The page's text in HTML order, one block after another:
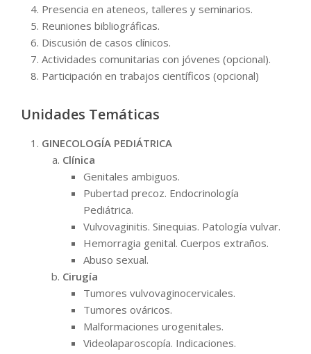
Presencia en ateneos, talleres y seminarios.
Reuniones bibliográficas.
Discusión de casos clínicos.
Actividades comunitarias con jóvenes (opcional).
Participación en trabajos científicos (opcional)
Unidades Temáticas
GINECOLOGÍA PEDIÁTRICA
Clínica
Genitales ambiguos.
Pubertad precoz. Endocrinología
Pediátrica.
Vulvovaginitis. Sinequias. Patología vulvar.
Hemorragia genital. Cuerpos extraños.
Abuso sexual.
Cirugía
Tumores vulvovaginocervicales.
Tumores ováricos.
Malformaciones urogenitales.
Videolaparoscopía. Indicaciones.